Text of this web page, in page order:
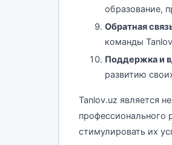
образование,
Обратная
команды
Поддержка и
развитию
Tanlov.uz является
профессионального
стимулировать их